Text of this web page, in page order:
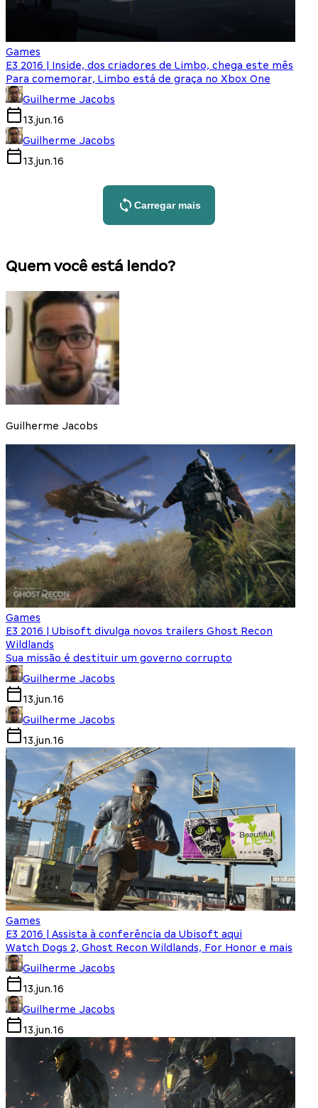
Games
E3 2016 | Inside, dos criadores de Limbo, chega este mês
Para comemorar, Limbo está de graça no Xbox One
Guilherme Jacobs
13.jun.16
Guilherme Jacobs
13.jun.16
Carregar mais
Quem você está lendo?
Guilherme Jacobs
Games
E3 2016 | Ubisoft divulga novos trailers Ghost Recon
Wildlands
Sua missão é destituir um governo corrupto
Guilherme Jacobs
13.jun.16
Guilherme Jacobs
13.jun.16
Games
E3 2016 | Assista à conferência da Ubisoft aqui
Watch Dogs 2, Ghost Recon Wildlands, For Honor e mais
Guilherme Jacobs
13.jun.16
Guilherme Jacobs
13.jun.16